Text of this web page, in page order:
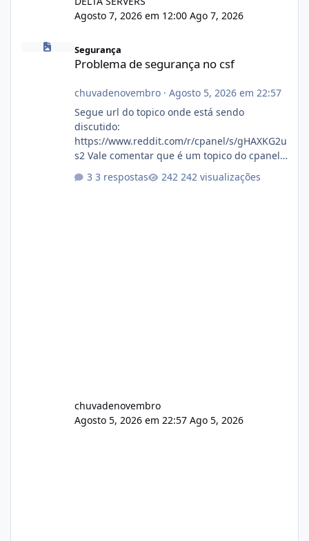
Agosto 7, 2026 em 12:00 Ago 7, 2026
Problema de segurança no csf
Segurança
Problema de segurança no csf
chuvadenovembro· Agosto 5, 2026 em 22:57
Segue url do topico onde está sendo
discutido:
https://www.reddit.com/r/cpanel/s/gHAXKG2u
s2 Vale comentar que é um topico do cpanel...
Não sei como ta a pegada no da.
3 respostas 242 visualizações
chuvadenovembro
Agosto 5, 2026 em 22:57 Ago 5, 2026